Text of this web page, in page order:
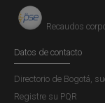
ha intervenido de
excepto en los
Revista
Recaudos
Datos de contacto
Directorio de Bogotá,
Registre su PQR